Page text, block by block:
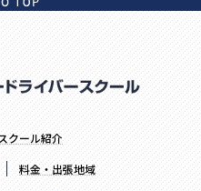
クール紹介
料金・出張地域